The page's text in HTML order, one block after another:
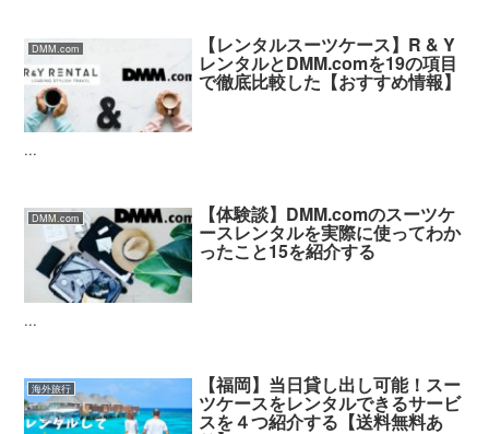
DMM.com 【レンタルスーツケース】R & Y
レンタルとDMM.comを19の項目
で徹底比較した【おすすめ情報】
...
DMM.com 【体験談】DMM.comのスーツケ
ースレンタルを実際に使ってわか
ったこと15を紹介する
...
海外旅行 【福岡】当日貸し出し可能！スー
ツケースをレンタルできるサービ
スを４つ紹介する【送料無料あ